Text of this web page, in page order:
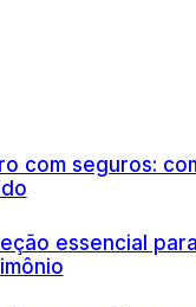
com seguros:
essencial